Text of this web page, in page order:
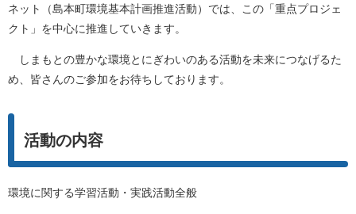
ネット（島本町環境基本計画推進活動）では、この「重点プロジェ
クト」を中心に推進していきます。
しまもとの豊かな環境とにぎわいのある活動を未来につなげるた
め、皆さんのご参加をお待ちしております。
活動の内容
環境に関する学習活動・実践活動全般